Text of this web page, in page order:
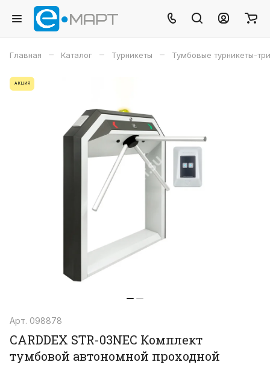
Главная – Каталог – Турникеты – Тумбовые турникеты-
АКЦИЯ
Арт. 098878
CARDDEX STR-03NEC Комплект
тумбовой автономной проходной